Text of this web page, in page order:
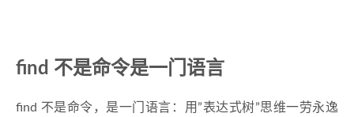
find 不是命令是一门语言
find 不是命令，是一门语言：用”表达式树”思维一劳永逸